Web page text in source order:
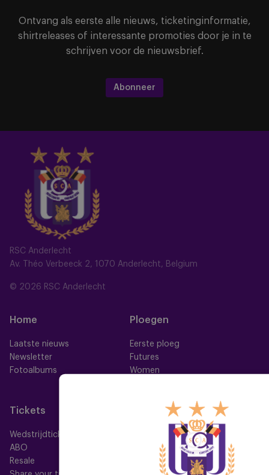
RSC Anderlecht
Av. Théo Verbeeck 2, 1070 Anderlecht, Belgium
© 2026 RSC Anderlecht
Home
Laatste nieuws
Newsletter
Fotoalbums
Ploegen
Eerste ploeg
Futures
Women
Tickets
Wedstrijdtickets
ABO
Resale
Memberships
Alle memberships
Mauve TV
Mauve+ Silver
Ontvang als eerste alle nieuws, ticketinginformatie,
shirtreleases of interessante promoties door je in te
schrijven voor de nieuwsbrief.
Abonneer